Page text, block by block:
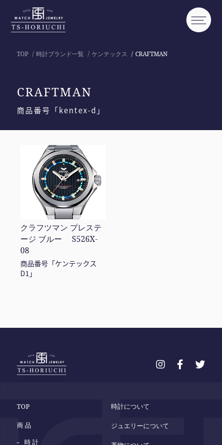
TOP 時計ブランド一覧 ケンテックス CRAFTMAN
CRAFTMAN
商品番号「kentex-d」
クラフツマン プレステ
ージ ブルー S526X-
08
商品番号「ケンテックス
D1」
TOP
商 品
時 計
時計について
ジュエリーについて